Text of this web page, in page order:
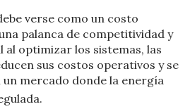
verse como un costo
palanca de competitividad y
al optimizar los sistemas, las
sus costos operativos y se
mercado donde la energía
.